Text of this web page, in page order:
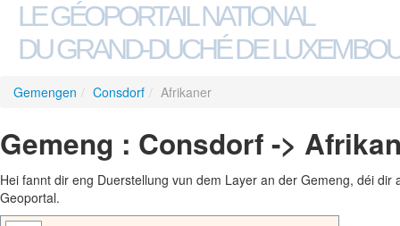
LE GÉOPORTAIL NATIONAL
DU GRAND-DUCHÉ DE
Gemengen / Consdorf / Afrikaner
Gemeng : Consdorf ->
Hei fannt dir eng Duerstellung vun dem Layer an der Gemeng, déi
Geoportal.